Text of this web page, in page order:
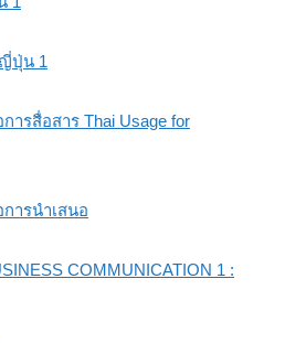
ญี่ปุ่น 1
ารสื่อสาร Thai Usage for
ารนำเสนอ
COMMUNICATION 1 :